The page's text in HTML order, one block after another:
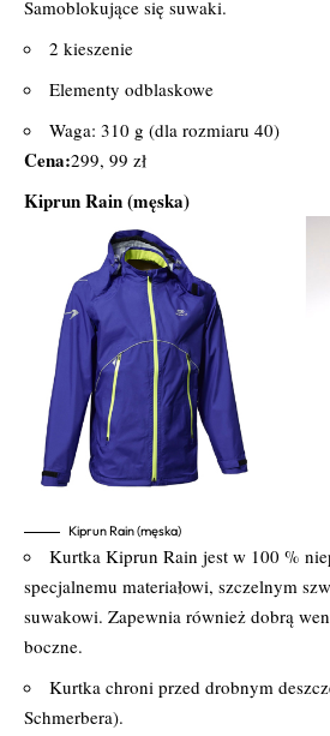
Samoblokujące się suwaki.
2 kieszenie
Elementy odblaskowe
Waga: 310 g (dla rozmiaru 40)
Cena:299, 99 zł
Kiprun Rain (męska)
Kiprun Rain (męska)
Kurtka Kiprun Rain jest w 100 %
specjalnemu materiałowi, szczelnym
suwakowi. Zapewnia również dobrą
boczne.
Kurtka chroni przed drobnym
Schmerbera).